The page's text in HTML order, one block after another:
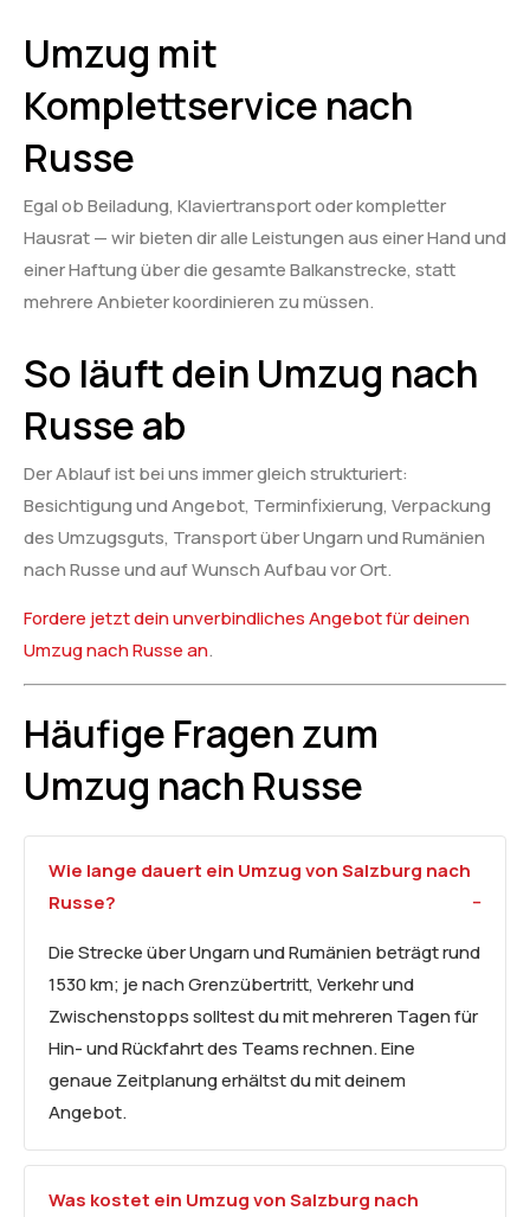
Umzug mit
Komplettservice nach
Russe
Egal ob Beiladung, Klaviertransport oder kompletter
Hausrat — wir bieten dir alle Leistungen aus einer Hand und
einer Haftung über die gesamte Balkanstrecke, statt
mehrere Anbieter koordinieren zu müssen.
So läuft dein Umzug nach
Russe ab
Der Ablauf ist bei uns immer gleich strukturiert:
Besichtigung und Angebot, Terminfixierung, Verpackung
des Umzugsguts, Transport über Ungarn und Rumänien
nach Russe und auf Wunsch Aufbau vor Ort.
Fordere jetzt dein unverbindliches Angebot für deinen
Umzug nach Russe an.
Häufige Fragen zum
Umzug nach Russe
Wie lange dauert ein Umzug von Salzburg nach
Russe?
Die Strecke über Ungarn und Rumänien beträgt rund
1530 km; je nach Grenzübertritt, Verkehr und
Zwischenstopps solltest du mit mehreren Tagen für
Hin- und Rückfahrt des Teams rechnen. Eine
genaue Zeitplanung erhältst du mit deinem
Angebot.
Was kostet ein Umzug von Salzburg nach